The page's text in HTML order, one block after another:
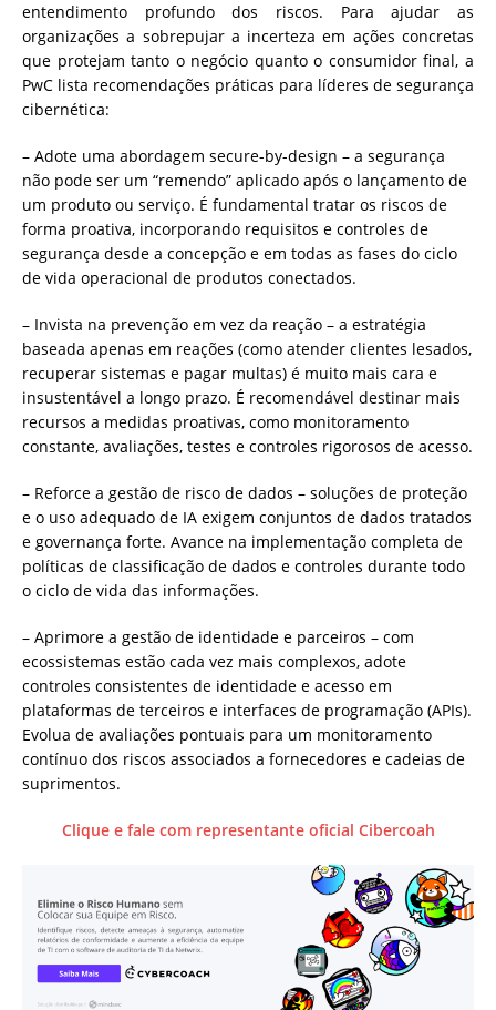
entendimento profundo dos riscos. Para ajudar as
organizações a sobrepujar a incerteza em ações concretas
que protejam tanto o negócio quanto o consumidor final, a
PwC lista recomendações práticas para líderes de segurança
cibernética:
– Adote uma abordagem secure-by-design – a segurança
não pode ser um “remendo” aplicado após o lançamento de
um produto ou serviço. É fundamental tratar os riscos de
forma proativa, incorporando requisitos e controles de
segurança desde a concepção e em todas as fases do ciclo
de vida operacional de produtos conectados.
– Invista na prevenção em vez da reação – a estratégia
baseada apenas em reações (como atender clientes lesados,
recuperar sistemas e pagar multas) é muito mais cara e
insustentável a longo prazo. É recomendável destinar mais
recursos a medidas proativas, como monitoramento
constante, avaliações, testes e controles rigorosos de acesso.
– Reforce a gestão de risco de dados – soluções de proteção
e o uso adequado de IA exigem conjuntos de dados tratados
e governança forte. Avance na implementação completa de
políticas de classificação de dados e controles durante todo
o ciclo de vida das informações.
– Aprimore a gestão de identidade e parceiros – com
ecossistemas estão cada vez mais complexos, adote
controles consistentes de identidade e acesso em
plataformas de terceiros e interfaces de programação (APIs).
Evolua de avaliações pontuais para um monitoramento
contínuo dos riscos associados a fornecedores e cadeias de
suprimentos.
Clique e fale com representante oficial Cibercoah